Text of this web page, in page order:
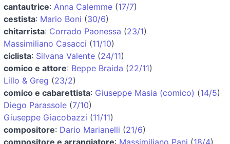
cantautrice: Anna Calemme (17/7)
cestista: Mario Boni (30/6)
chitarrista: Corrado Paonessa (23/1)
Massimiliano Casacci (11/10)
ciclista: Silvana Valente (24/11)
comico e attore: Beppe Braida (22/11)
Lillo & Greg (23/2)
comico e cabarettista: Giuseppe Masia (comico) (14/5)
Diego Parassole (7/10)
Giuseppe Giacobazzi (11/11)
compositore: Dario Marianelli (21/6)
compositore e arrangiatore: Massimiliano Pani (18/4)